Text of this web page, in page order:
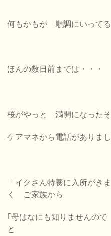
何もかもが 順調にいってる
ほんの数日前までは・・・
桜がやっと 満開になったそ
ケアマネから電話がありまし
「イクさん特養に入所がき
く ご家族から
｢母はなにも知りませんの
と